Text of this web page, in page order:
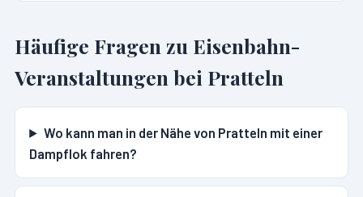
Häufige Fragen zu Eisenbahn-
Veranstaltungen bei Pratteln
Wo kann man in der Nähe von Pratteln mit einer
Dampflok fahren?